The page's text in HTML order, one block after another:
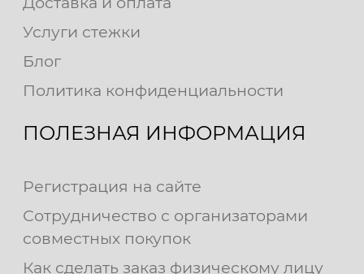
Услуги стежки
Блог
Политика конфиденциальности
ПОЛЕЗНАЯ ИНФОРМАЦИЯ
Регистрация на сайте
Сотрудничество с организаторами
совместных покупок
Как сделать заказ физическому лицу